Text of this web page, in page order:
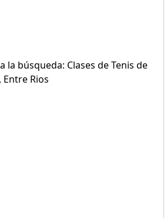
la búsqueda: Clases de Tenis de
Entre Rios